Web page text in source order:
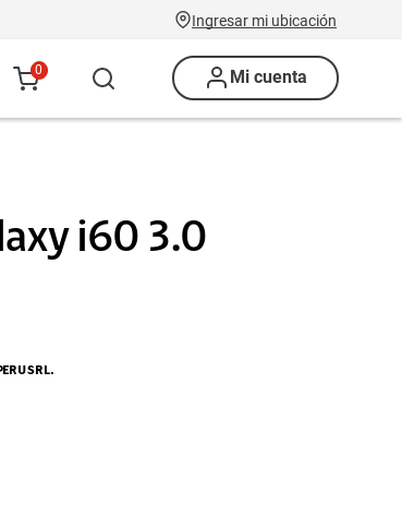
Ingresar mi ubicación
0 Mi cuenta
i60 3.0
SRL.